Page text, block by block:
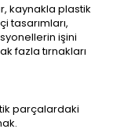
kaynakla plastik
tasarımları,
işini
fazla tırnakları
parçalardaki